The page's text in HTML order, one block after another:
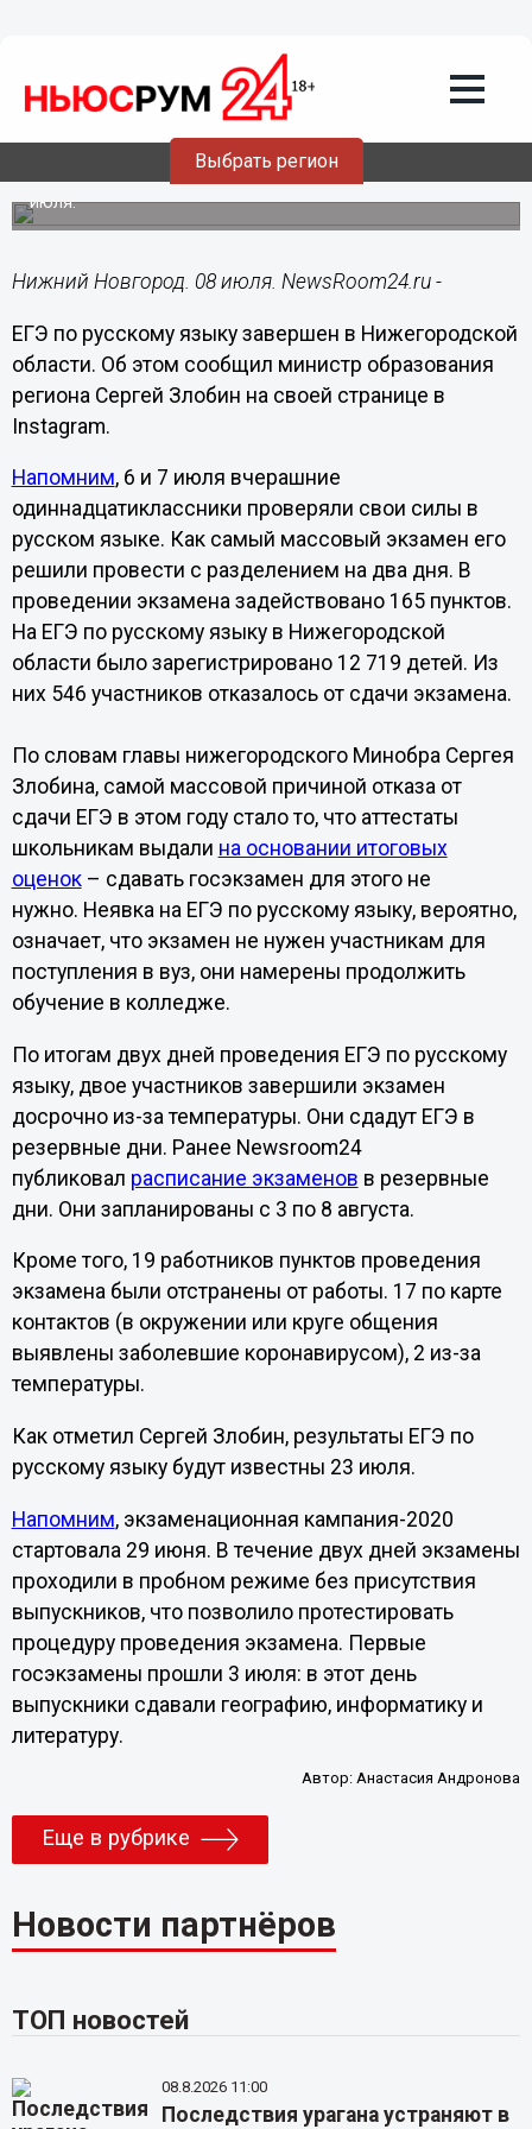
Выбрать регион
08.07.202009:57
Злобин подвел итоги проведения ЕГЭ
по русскому языку
Результаты экзамена будут известны нижегородцам 23
июля.
Нижний Новгород. 08 июля. NewsRoom24.ru -
ЕГЭ по русскому языку завершен в Нижегородской
области. Об этом сообщил министр образования
региона Сергей Злобин на своей странице в
Instagram.
Напомним, 6 и 7 июля вчерашние
одиннадцатиклассники проверяли свои силы в
русском языке. Как самый массовый экзамен его
решили провести с разделением на два дня. В
проведении экзамена задействовано 165 пунктов.
На ЕГЭ по русскому языку в Нижегородской
области было зарегистрировано 12 719 детей. Из
них 546 участников отказалось от сдачи экзамена.
По словам главы нижегородского Минобра Сергея
Злобина, самой массовой причиной отказа от
сдачи ЕГЭ в этом году стало то, что аттестаты
школьникам выдали на основании итоговых
оценок– сдавать госэкзамен для этого не
нужно. Неявка на ЕГЭ по русскому языку, вероятно,
означает, что экзамен не нужен участникам для
поступления в вуз, они намерены продолжить
обучение в колледже.
По итогам двух дней проведения ЕГЭ по русскому
языку, двое участников завершили экзамен
досрочно из-за температуры. Они сдадут ЕГЭ в
резервные дни. Ранее Newsroom24
публиковал расписание экзаменов в резервные
дни. Они запланированы с 3 по 8 августа.
Кроме того, 19 работников пунктов проведения
экзамена были отстранены от работы. 17 по карте
контактов (в окружении или круге общения
выявлены заболевшие коронавирусом), 2 из-за
температуры.
Как отметил Сергей Злобин, результаты ЕГЭ по
русскому языку будут известны 23 июля.
Напомним, экзаменационная кампания-2020
стартовала 29 июня. В течение двух дней экзамены
проходили в пробном режиме без присутствия
выпускников, что позволило протестировать
процедуру проведения экзамена. Первые
госэкзамены прошли 3 июля: в этот день
выпускники сдавали географию, информатику и
литературу.
Автор: Анастасия Андронова
Еще в рубрике
Новости партнёров
ТОП новостей
08.8.2026 11:00
Последствия урагана устраняют в